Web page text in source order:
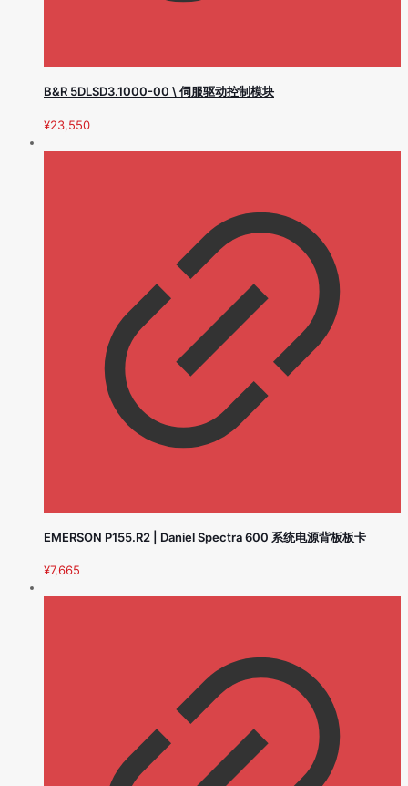
B&R 5DLSD3.1000-00 \ 伺服驱动控制模块
¥23,550
EMERSON P155.R2 | Daniel Spectra 600 系统电源背板板卡
¥7,665